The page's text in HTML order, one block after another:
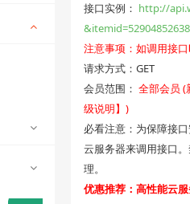
接口实例： http://
注意事项：如调用接
请求方式：GET
会员范围： 全部会员 (
级说明】)
必看注意：为保障接
云服务器来调用接口
理。
优惠推荐：高性能云